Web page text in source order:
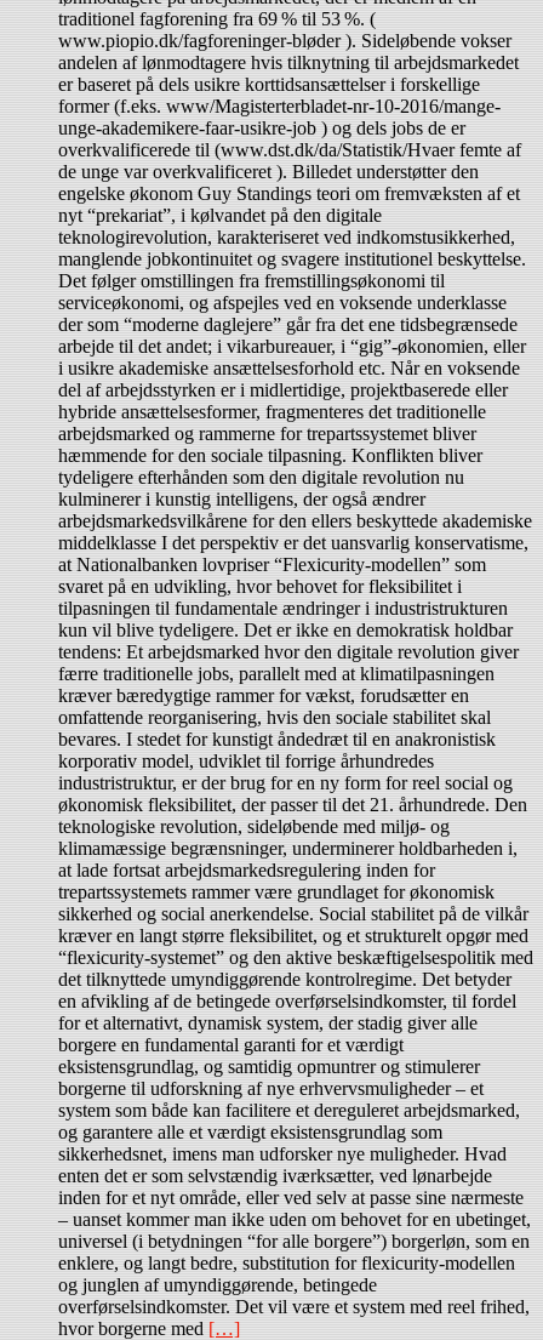
traditionel fagforening fra 69 % til 53 %. (
www.piopio.dk/fagforeninger-bløder ). Sideløbende vokser
andelen af lønmodtagere hvis tilknytning til arbejdsmarkedet
er baseret på dels usikre korttidsansættelser i forskellige
former (f.eks. www/Magisterterbladet-nr-10-2016/mange-
unge-akademikere-faar-usikre-job ) og dels jobs de er
overkvalificerede til (www.dst.dk/da/Statistik/Hvaer femte af
de unge var overkvalificeret ). Billedet understøtter den
engelske økonom Guy Standings teori om fremvæksten af et
nyt “prekariat”, i kølvandet på den digitale
teknologirevolution, karakteriseret ved indkomstusikkerhed,
manglende jobkontinuitet og svagere institutionel beskyttelse.
Det følger omstillingen fra fremstillingsøkonomi til
serviceøkonomi, og afspejles ved en voksende underklasse
der som “moderne daglejere” går fra det ene tidsbegrænsede
arbejde til det andet; i vikarbureauer, i “gig”-økonomien, eller
i usikre akademiske ansættelsesforhold etc. Når en voksende
del af arbejdsstyrken er i midlertidige, projektbaserede eller
hybride ansættelsesformer, fragmenteres det traditionelle
arbejdsmarked og rammerne for trepartssystemet bliver
hæmmende for den sociale tilpasning. Konflikten bliver
tydeligere efterhånden som den digitale revolution nu
kulminerer i kunstig intelligens, der også ændrer
arbejdsmarkedsvilkårene for den ellers beskyttede akademiske
middelklasse I det perspektiv er det uansvarlig konservatisme,
at Nationalbanken lovpriser “Flexicurity-modellen” som
svaret på en udvikling, hvor behovet for fleksibilitet i
tilpasningen til fundamentale ændringer i industristrukturen
kun vil blive tydeligere. Det er ikke en demokratisk holdbar
tendens: Et arbejdsmarked hvor den digitale revolution giver
færre traditionelle jobs, parallelt med at klimatilpasningen
kræver bæredygtige rammer for vækst, forudsætter en
omfattende reorganisering, hvis den sociale stabilitet skal
bevares. I stedet for kunstigt åndedræt til en anakronistisk
korporativ model, udviklet til forrige århundredes
industristruktur, er der brug for en ny form for reel social og
økonomisk fleksibilitet, der passer til det 21. århundrede. Den
teknologiske revolution, sideløbende med miljø- og
klimamæssige begrænsninger, underminerer holdbarheden i,
at lade fortsat arbejdsmarkedsregulering inden for
trepartssystemets rammer være grundlaget for økonomisk
sikkerhed og social anerkendelse. Social stabilitet på de vilkår
kræver en langt større fleksibilitet, og et strukturelt opgør med
“flexicurity-systemet” og den aktive beskæftigelsespolitik med
det tilknyttede umyndiggørende kontrolregime. Det betyder
en afvikling af de betingede overførselsindkomster, til fordel
for et alternativt, dynamisk system, der stadig giver alle
borgere en fundamental garanti for et værdigt
eksistensgrundlag, og samtidig opmuntrer og stimulerer
borgerne til udforskning af nye erhvervsmuligheder – et
system som både kan facilitere et dereguleret arbejdsmarked,
og garantere alle et værdigt eksistensgrundlag som
sikkerhedsnet, imens man udforsker nye muligheder. Hvad
enten det er som selvstændig iværksætter, ved lønarbejde
inden for et nyt område, eller ved selv at passe sine nærmeste
– uanset kommer man ikke uden om behovet for en ubetinget,
universel (i betydningen “for alle borgere”) borgerløn, som en
enklere, og langt bedre, substitution for flexicurity-modellen
og junglen af umyndiggørende, betingede
overførselsindkomster. Det vil være et system med reel frihed,
hvor borgerne med […]